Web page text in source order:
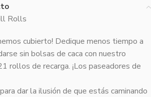
Rolls
cubierto! Dedique menos tiempo a
sin bolsas de caca con nuestro
rollos de recarga. ¡Los paseadores de
dar la ilusión de que estás caminando